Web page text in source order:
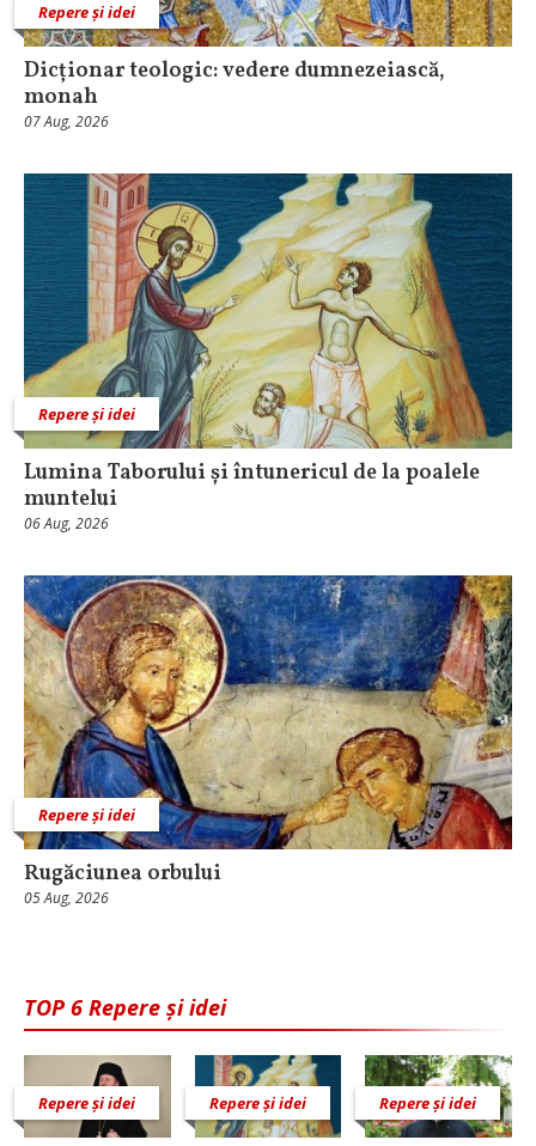
Repere și idei
Dicționar teologic: vedere dumnezeiască,
monah
07 Aug, 2026
Repere și idei
Lumina Taborului și întunericul de la poalele
muntelui
06 Aug, 2026
Repere și idei
Rugăciunea orbului
05 Aug, 2026
TOP 6 Repere și idei
Repere și idei Repere și idei Repere și idei